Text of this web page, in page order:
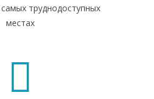
труднодоступных
местах